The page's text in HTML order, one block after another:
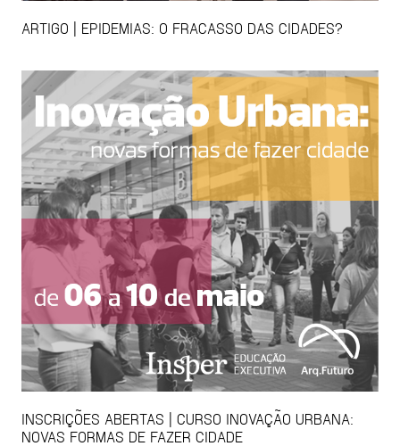
ARTIGO | EPIDEMIAS: O FRACASSO DAS CIDADES?
INSCRIÇÕES ABERTAS | CURSO INOVAÇÃO URBANA:
NOVAS FORMAS DE FAZER CIDADE